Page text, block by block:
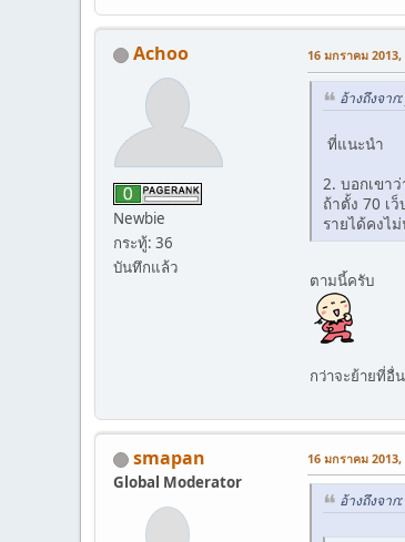
Achoo
Newbie
กระทู้: 36
บันทึกแล้ว
16 มกราคม 2013,
อ้างถึงจา
ที่แนะนำ
2. บอกเขา
ถ้าตั้ง 70 เ
รายได้คงไ
ตามนี้ครับ
กว่าจะย้ายที่อื่
smapan
Global Moderator
16 มกราคม 2013,
อ้างถึงจา